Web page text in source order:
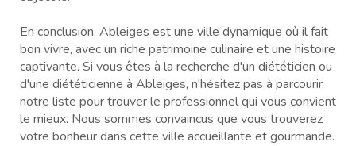
En conclusion, Ableiges est une ville dynamique où il fait
bon vivre, avec un riche patrimoine culinaire et une histoire
captivante. Si vous êtes à la recherche d'un diététicien ou
d'une diététicienne à Ableiges, n'hésitez pas à parcourir
notre liste pour trouver le professionnel qui vous convient
le mieux. Nous sommes convaincus que vous trouverez
votre bonheur dans cette ville accueillante et gourmande.